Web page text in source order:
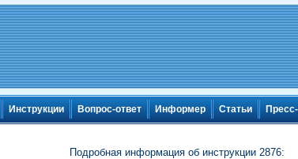
Инструкции Вопрос-ответ Информер Статьи
Подробная информация об инструкции 2876: